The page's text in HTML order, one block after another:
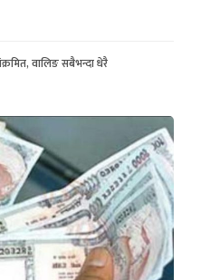
वालिङ सबैभन्दा धेरै